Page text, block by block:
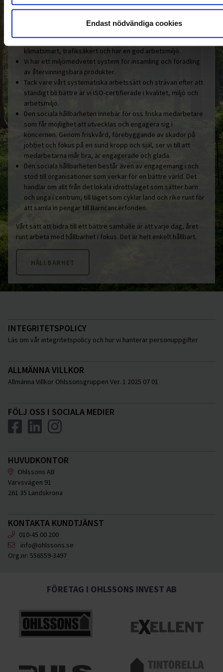
Endast nödvändiga cookies
Här är några konkreta exempel:
Ohlssons är hållbarhetscertifierade enligt Fair Transport i
godstransporter på väg. Certifieringen innebär att vi arbetar
klimatsmart, trafiksäkert och har en god arbetsmiljö.
Vi har ett miljömedvetet system för insamling och förädling
av återvinningsbara produkter.
Tack vare vårt systematiska arbetssätt och strävan efter att
ständigt bli bättre är vi ISO-certifierade i kvalitet, miljö och
arbetsmiljö.
Den sociala hållbarheten innebär för oss friska medarbetare
som får möjlighet att utvecklas och engagera sig i
koncernen. Genom friskvård, förebyggande av skador på
jobbet och fokus på en sund kropp och själ, ser vi till att
medarbetarna mår bra, är engagerade och glada.
Den sociala hållbarheten består även av engagemang i och
stöd till organisationer som verkar för en bättre värld. Det
handlar om allt från det lokala idrottslaget som sätter barn
och unga i centrum, till laget som cyklar land och rike runt för
att samla in pengar till Barncancerfonden.
Vårt sätt att bidra till ett bättre samhälle är att varje dag, året
runt arbeta med hållbarhet i fokus. Det är helt enkelt hållbart.
HÅLLBARHET
INTEGRITETSPOLICY
Läs om vår integritetspolicy och hur vi hanterar personuppgifter
ALLMÄNNA VILLKOR
Allmänna Villkor Ohlssonsgruppen Ver. 1 2025 07 01
FÖLJ OSS I SOCIALA MEDIER
HUVUDKONTOR
Ohlssons AB
Varvsvägen 91
261 35 Landskrona
KONTAKTA KUNDTJÄNST
010-45 00 200
info@ohlssons.se
Org.nr: 556559-3497
FÖRETAG I OHLSSONS INVEST AB